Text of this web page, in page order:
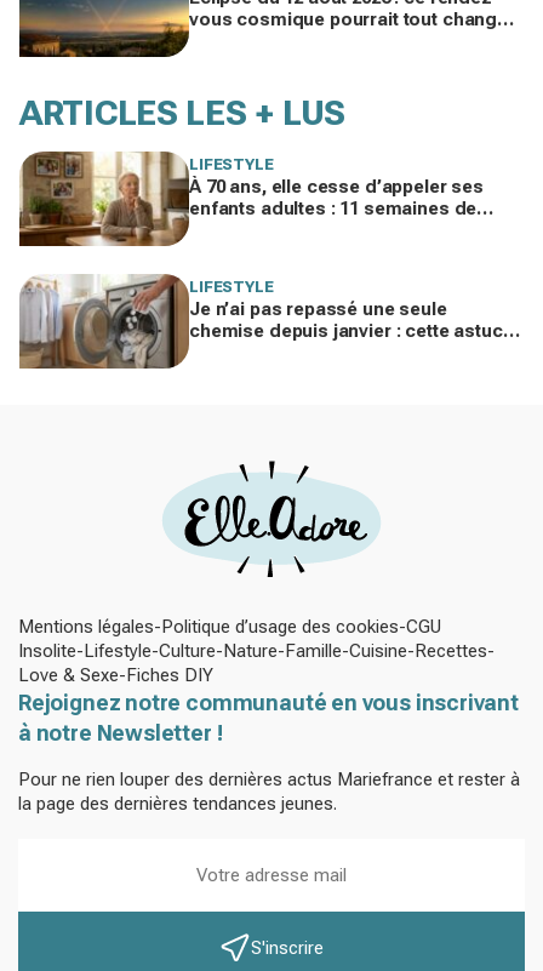
vous cosmique pourrait tout changer
ARTICLES LES + LUS
LIFESTYLE
À 70 ans, elle cesse d’appeler ses
enfants adultes : 11 semaines de
LIFESTYLE
Je n’ai pas repassé une seule
chemise depuis janvier : cette astuce
Mentions légales Politique d’usage des cookies CGU
Insolite Lifestyle Culture Nature Famille Cuisine Recettes
Love & Sexe Fiches DIY
Rejoignez notre communauté en vous inscrivant
à notre Newsletter !
Pour ne rien louper des dernières actus Mariefrance et rester à
la page des dernières tendances jeunes.
S'inscrire